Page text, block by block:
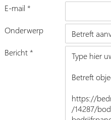
E-mail *
Onderwerp
Bericht *